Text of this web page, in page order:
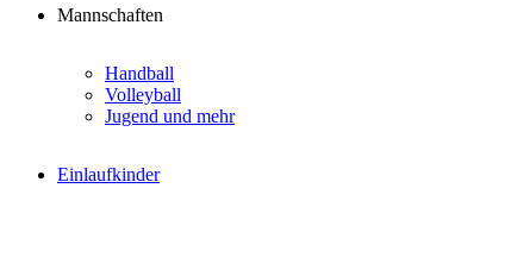
Mannschaften
Handball
Volleyball
Jugend und mehr
Einlaufkinder